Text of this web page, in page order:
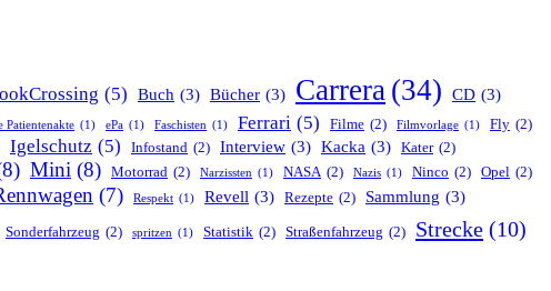
(5) Buch (3) Bücher (3) Carrera (34) CD (3)
Patientenakte (1) ePa (1) Faschisten (1) Ferrari (5) Filme (2) Filmvorlage (1) Fly (2)
Igelschutz (5) Infostand (2) Interview (3) Kacka (3) Kater (2)
Mini (8) Motorrad (2) Narzissten (1) NASA (2) Nazis (1) Ninco (2) Opel (2)
(7) Respekt (1) Revell (3) Rezepte (2) Sammlung (3)
Sonderfahrzeug (2) spritzen (1) Statistik (2) Straßenfahrzeug (2) Strecke (10)